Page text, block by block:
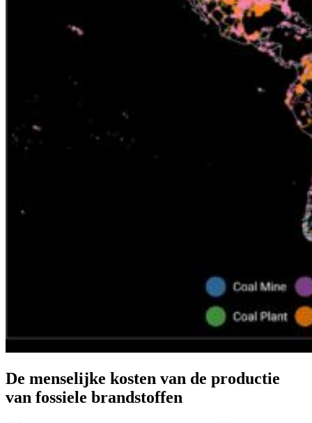
De menselijke kosten van de productie
van fossiele brandstoffen